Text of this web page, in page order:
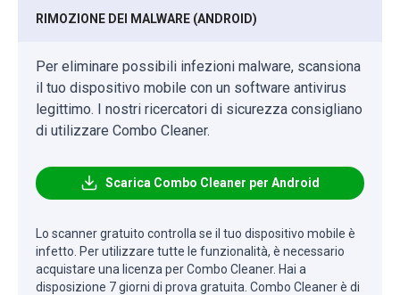
RIMOZIONE DEI MALWARE (ANDROID)
Per eliminare possibili infezioni malware, scansiona
il tuo dispositivo mobile con un software antivirus
legittimo. I nostri ricercatori di sicurezza consigliano
di utilizzare Combo Cleaner.
Scarica Combo Cleaner per Android
Lo scanner gratuito controlla se il tuo dispositivo mobile è
infetto. Per utilizzare tutte le funzionalità, è necessario
acquistare una licenza per Combo Cleaner. Hai a
disposizione 7 giorni di prova gratuita. Combo Cleaner è di